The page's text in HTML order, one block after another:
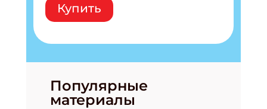
Купить
Популярные
материалы
Подпишись на рассылку
Получи электронный "Классный журнал" в
подарок!